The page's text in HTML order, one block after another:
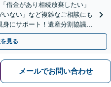
借金があり相続放棄したい」
いない」など複雑なご相談にも
にサポート！遺産分割協議や
【JR緑井駅5分】
見る
メールでお問い合わせ